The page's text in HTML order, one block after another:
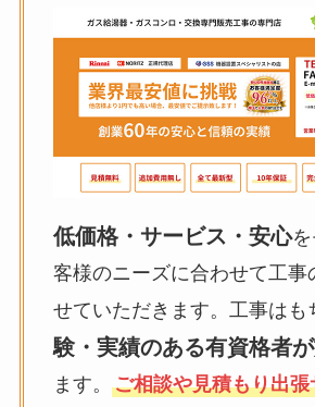
低価格・サービス・安心
客様のニーズに合わせて工事
せていただきます。工事はも
験・実績のある有資格者
ます。 ご相談や見積もり出